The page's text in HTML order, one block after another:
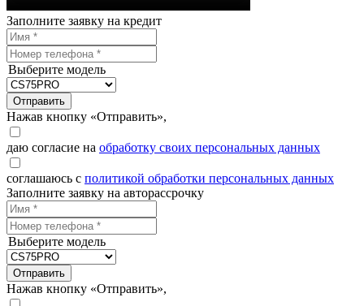
Заполните заявку на кредит
Выберите модель
Отправить
Нажав кнопку «Отправить»,
даю согласие на обработку своих персональных данных
соглашаюсь с политикой обработки персональных данных
Заполните заявку на авторассрочку
Выберите модель
Отправить
Нажав кнопку «Отправить»,